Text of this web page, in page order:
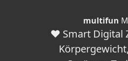
multifun
❤ Smart Digital